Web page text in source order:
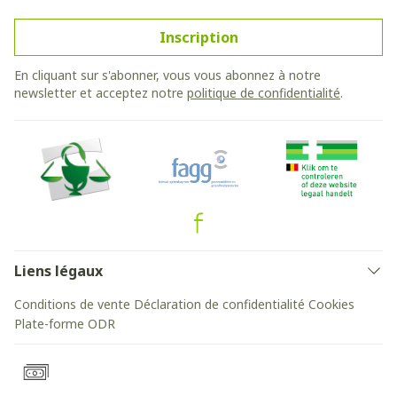
Inscription
En cliquant sur s'abonner, vous vous abonnez à notre
newsletter et acceptez notre politique de confidentialité.
Liens légaux
Conditions de vente Déclaration de confidentialité Cookies
Plate-forme ODR